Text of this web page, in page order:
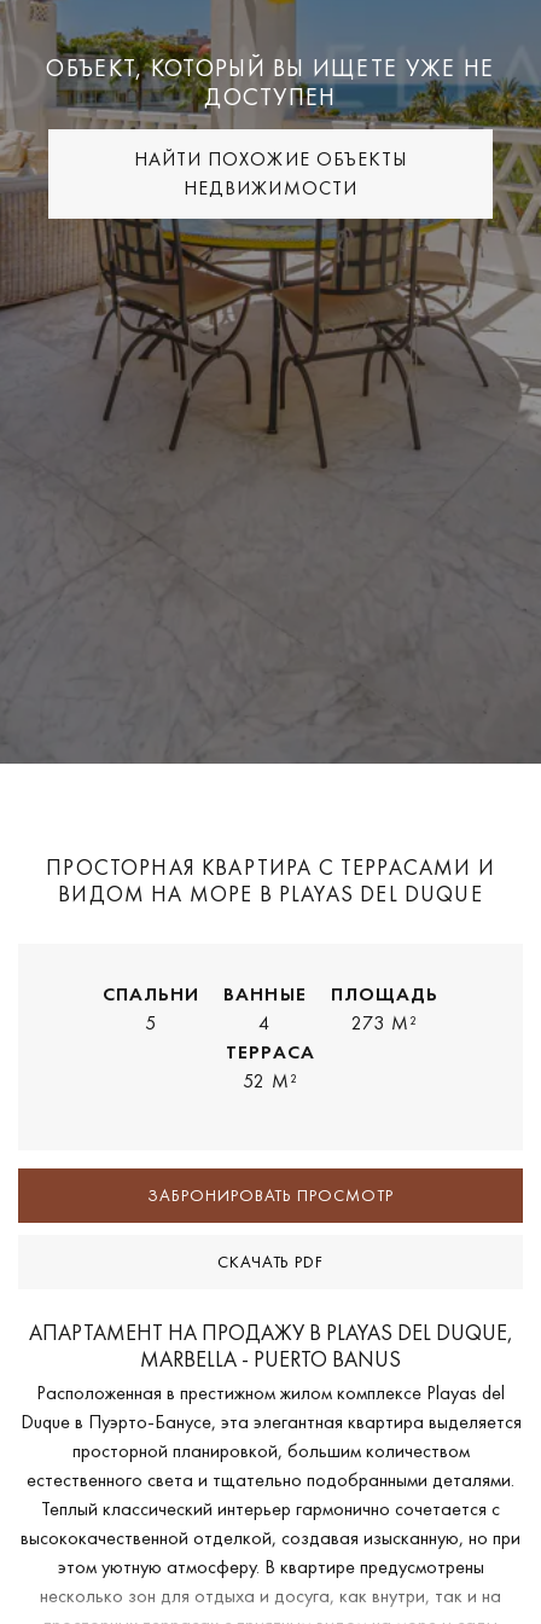
ОБЪЕКТ, КОТОРЫЙ ВЫ ИЩЕТЕ УЖЕ НЕ
ДОСТУПЕН
НАЙТИ ПОХОЖИЕ ОБЪЕКТЫ
НЕДВИЖИМОСТИ
ПРОСТОРНАЯ КВАРТИРА С ТЕРРАСАМИ И
ВИДОМ НА МОРЕ В PLAYAS DEL DUQUE
СПАЛЬНИ
5
ВАННЫЕ
4
ПЛОЩАДЬ
273 M²
ТЕРРАСА
52 M²
ЗАБРОНИРОВАТЬ ПРОСМОТР
СКАЧАТЬ PDF
АПАРТАМЕНТ НА ПРОДАЖУ В PLAYAS DEL DUQUE,
MARBELLA - PUERTO BANUS
Расположенная в престижном жилом комплексе Playas del
Duque в Пуэрто-Банусе, эта элегантная квартира выделяется
просторной планировкой, большим количеством
естественного света и тщательно подобранными деталями.
Теплый классический интерьер гармонично сочетается с
высококачественной отделкой, создавая изысканную, но при
этом уютную атмосферу. В квартире предусмотрены
несколько зон для отдыха и досуга, как внутри, так и на